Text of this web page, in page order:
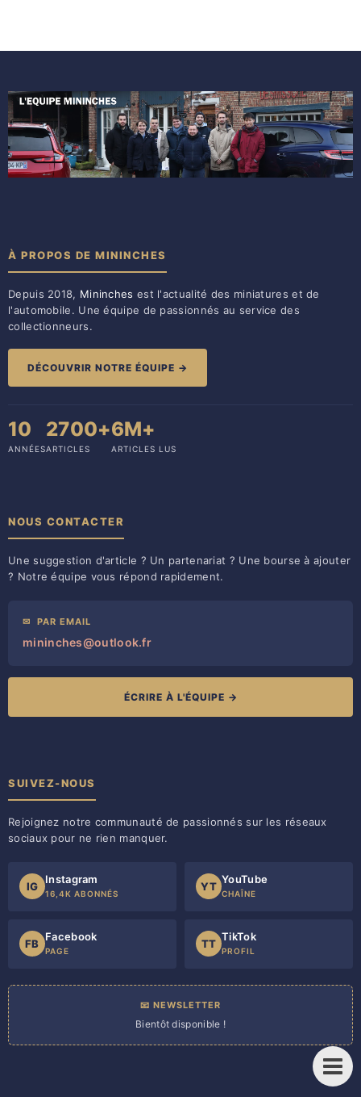
À PROPOS DE MININCHES
Depuis 2018, Mininches est l'actualité des miniatures et de
l'automobile. Une équipe de passionnés au service des
collectionneurs.
DÉCOUVRIR NOTRE ÉQUIPE →
10
ANNÉES
2700+
ARTICLES
6M+
ARTICLES LUS
NOUS CONTACTER
Une suggestion d'article ? Un partenariat ? Une bourse à ajouter
? Notre équipe vous répond rapidement.
✉ PAR EMAIL
mininches@outlook.fr
ÉCRIRE À L'ÉQUIPE →
SUIVEZ-NOUS
Rejoignez notre communauté de passionnés sur les réseaux
sociaux pour ne rien manquer.
IG
Instagram
16,4K ABONNÉS
YT
YouTube
CHAÎNE
FB
Facebook
PAGE
TT
TikTok
PROFIL
📧 NEWSLETTER
Bientôt disponible !